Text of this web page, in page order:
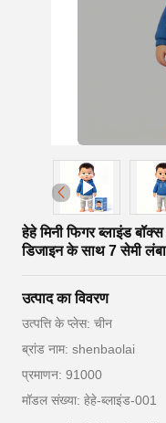
हेहे मिनी फिगर ब्लाइंड
डिजाइन के साथ 7 सेमी
उत्पाद का विवरण
उत्पत्ति के प्लेस: चीन
ब्रांड नाम: shenbaolai
प्रमाणन: 91000
मॉडल संख्या: हेहे-ब्लाइंड-001